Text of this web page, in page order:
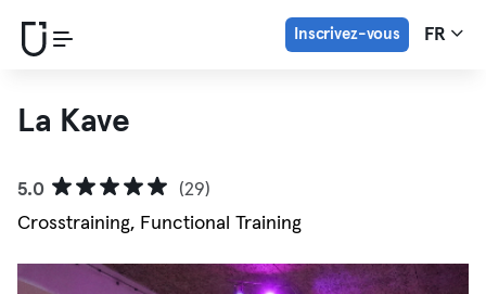
Inscrivez-vous FR
La Kave
5.0
(29)
Crosstraining, Functional Training